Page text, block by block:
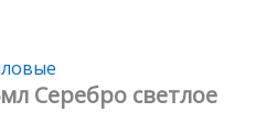
Серебро светлое